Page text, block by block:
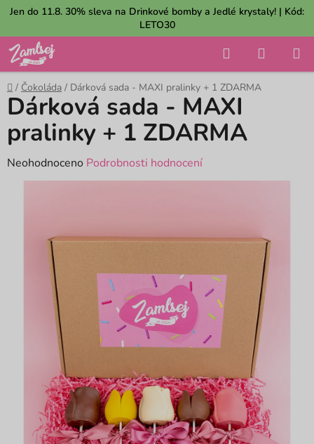
Přejít
obsah
Jen do 11.8. 30% sleva na Drinkové bomby a Jedlé krystaly! | Kód:
LETO30
Hledat
KOŠÍK
Domů
/ Čokoláda / Dárková sada - MAXI pralinky + 1 ZDARMA
Dárková sada - MAXI
pralinky + 1 ZDARMA
Průměrné
hodnocení
hvězdiček.
Neohodnoceno Podrobnosti hodnocení